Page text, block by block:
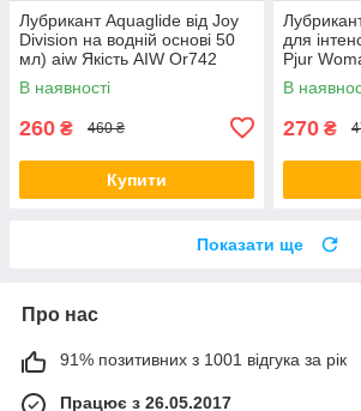
Лубрикант Aquaglide від Joy
Division на водній основі 50
мл) aiw Якість AIW Or742
В наявності
260 ₴ 460 ₴
Купити
для
Pjur
Or1447
В
270 ₴
Показати ще
Про нас
91% позитивних з 1001 відгука за рік
Працює з 26.05.2017